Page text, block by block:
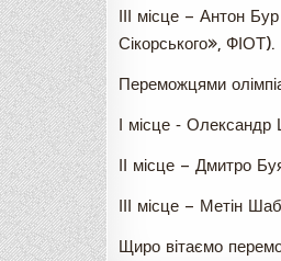
ІІІ місце – Антон
Сікорського», ФІОТ).
Переможцями
І місце ‑
ІІ місце – Дмитро
ІІІ місце – Метін
Щиро вітаємо